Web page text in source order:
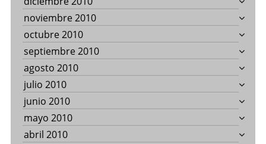
noviembre 2010
octubre 2010
septiembre 2010
agosto 2010
julio 2010
junio 2010
mayo 2010
abril 2010